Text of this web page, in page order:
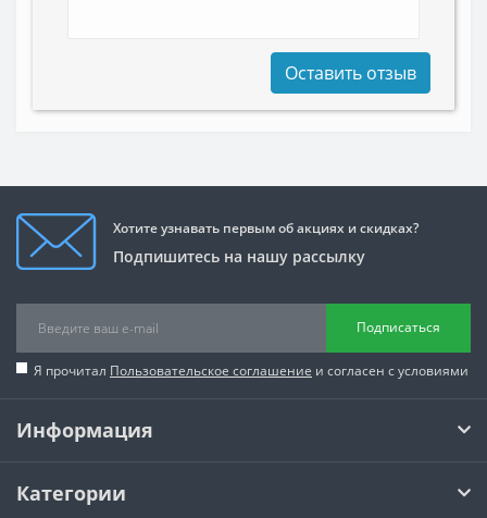
Оставить отзыв
Хотите узнавать первым об акциях и скидках?
Подпишитесь на нашу рассылку
Подписаться
Я прочитал Пользовательское соглашение и согласен с условиями
Информация
Категории